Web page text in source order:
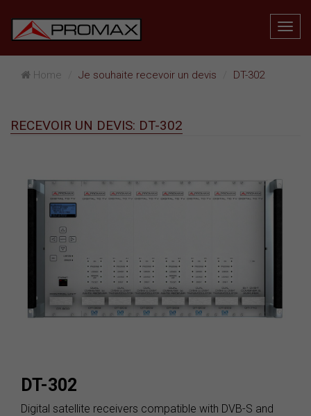
Home Je souhaite recevoir un devis DT-302
RECEVOIR UN DEVIS: DT-302
DT-302
Digital satellite receivers compatible with DVB-S and